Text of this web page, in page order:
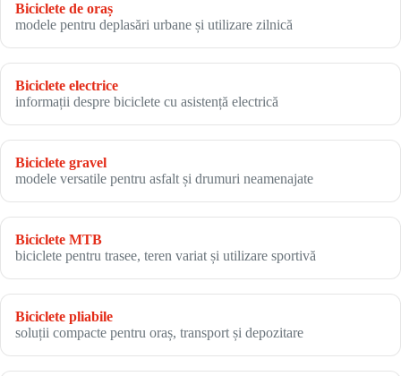
Biciclete de oraș
modele pentru deplasări urbane și utilizare zilnică
Biciclete electrice
informații despre biciclete cu asistență electrică
Biciclete gravel
modele versatile pentru asfalt și drumuri neamenajate
Biciclete MTB
biciclete pentru trasee, teren variat și utilizare sportivă
Biciclete pliabile
soluții compacte pentru oraș, transport și depozitare